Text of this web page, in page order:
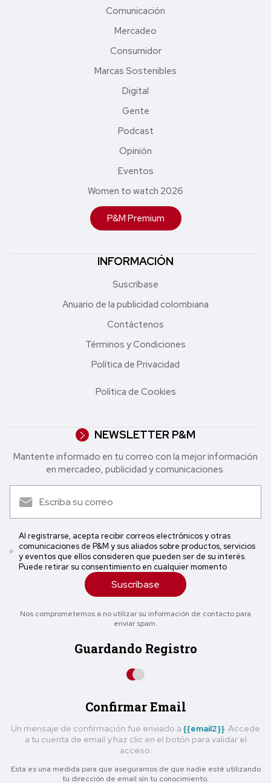
Comunicación
Mercadeo
Consumidor
Marcas Sostenibles
Digital
Gente
Podcast
Opinión
Eventos
Women to watch 2026
P&M Premium
INFORMACIÓN
Suscríbase
Anuario de la publicidad colombiana
Contáctenos
Términos y Condiciones
Política de Privacidad
Política de Cookies
NEWSLETTER P&M
Mantente informado en tu correo con la mejor in formación
en mercadeo, publicidad y comunicaciones.
Al registrarse, acepta recibir correos electrónicos y otras
comunicaciones de P&M y sus aliados sobre productos, servicios
y eventos que ellos consideren que pueden ser de su interés.
Puede retirar su consentimiento en cualquier momento
Suscríbase
Nos comprometemos a no utilizar su información de contacto para
enviar spam.
Guardando Registro
Confirmar Email
Un mensaje de confirmación fue enviado a {{email2}}. Accede
a tu cuenta de email y haz clic en el botón para validar el
acceso.
Esta es una medida para que asegurarnos de que nadie esté utilizando
tu dirección de email sin tu conocimiento.